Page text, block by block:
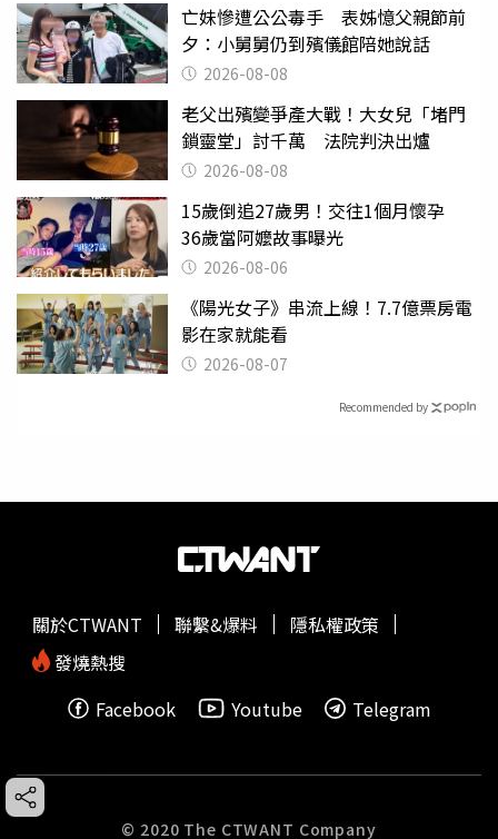
亡妹慘遭公公毒手 表姊憶父親節前
夕：小舅舅仍到殯儀館陪她說話
2026-08-08
老父出殯變爭產大戰！大女兒「堵門
鎖靈堂」討千萬 法院判決出爐
2026-08-08
15歲倒追27歲男！交往1個月懷孕
36歲當阿嬤故事曝光
2026-08-06
《陽光女子》串流上線！7.7億票房電
影在家就能看
2026-08-07
Recommended by
關於CTWANT 聯繫&爆料
隱私權政策
發燒熱搜
Facebook
Youtube Telegram
© 2020 The CTWANT Company